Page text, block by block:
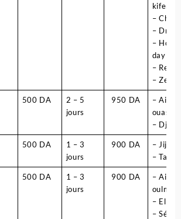
kifen
–
–
–
day
–
–
500 DA
2 – 5
jours
950 DA
– Ain
– Djelfa
500 DA
1 – 3
jours
900 DA
– Jijel
– Taher
500 DA
1 – 3
jours
900 DA
– Ain
– El
– Sétif